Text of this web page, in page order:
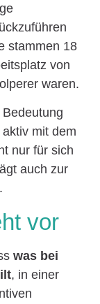
stammen 18
von
waren.
mit dem
nur für sich
auch zur
vor
was bei
, in einer